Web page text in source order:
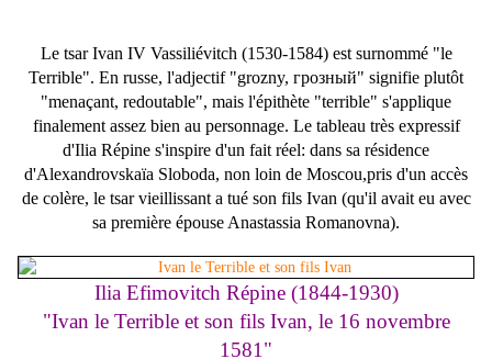
Le tsar Ivan IV Vassiliévitch (1530-1584) est surnommé "le
Terrible". En russe, l'adjectif "grozny, грозный" signifie plutôt
"menaçant, redoutable", mais l'épithète "terrible" s'applique
finalement assez bien au personnage. Le tableau très expressif
d'Ilia Répine s'inspire d'un fait réel: dans sa résidence
d'Alexandrovskaïa Sloboda, non loin de Moscou,pris d'un accès
de colère, le tsar vieillissant a tué son fils Ivan (qu'il avait eu avec
sa première épouse Anastassia Romanovna).
Ilia Efimovitch Répine (1844-1930)
"Ivan le Terrible et son fils Ivan, le 16 novembre
1581"